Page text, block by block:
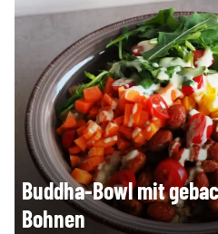
Buddha-Bowl mit
Bohnen